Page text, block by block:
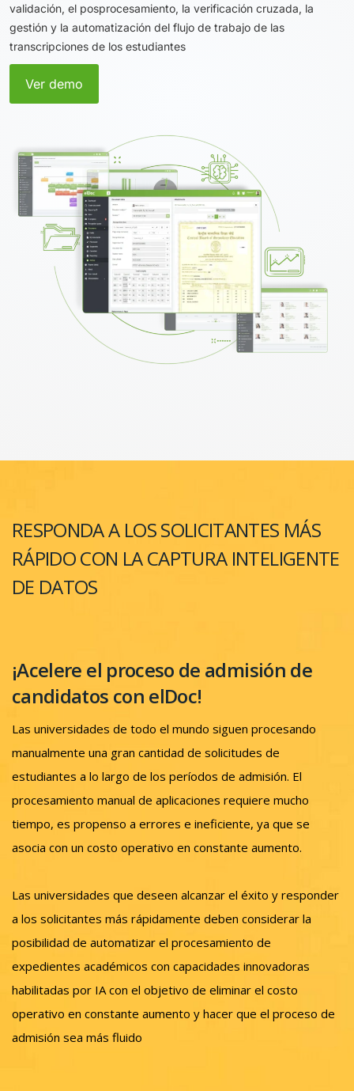
validación, el posprocesamiento, la verificación cruzada, la
gestión y la automatización del flujo de trabajo de las
transcripciones de los estudiantes
Ver demo
RESPONDA A LOS SOLICITANTES MÁS
RÁPIDO CON LA CAPTURA INTELIGENTE
DE DATOS
¡Acelere el proceso de admisión de
candidatos con elDoc!
Las universidades de todo el mundo siguen procesando
manualmente una gran cantidad de solicitudes de
estudiantes a lo largo de los períodos de admisión. El
procesamiento manual de aplicaciones requiere mucho
tiempo, es propenso a errores e ineficiente, ya que se
asocia con un costo operativo en constante aumento.
Las universidades que deseen alcanzar el éxito y responder
a los solicitantes más rápidamente deben considerar la
posibilidad de automatizar el procesamiento de
expedientes académicos con capacidades innovadoras
habilitadas por IA con el objetivo de eliminar el costo
operativo en constante aumento y hacer que el proceso de
admisión sea más fluido